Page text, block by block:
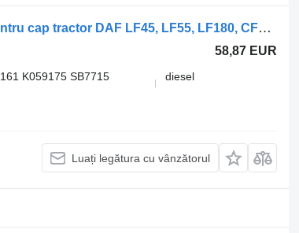
Etrier frana DAF CF85 (01.01-) MXC9103004 pentru cap tractor DAF LF45, LF55, LF180, CF65, CF75, CF85 (2001-)
58,87 EUR
K059175 SB7715
diesel
Luați legătura cu vânzătorul